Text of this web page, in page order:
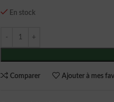
En stock
Comparer Ajouter à mes